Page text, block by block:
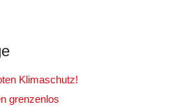
Klimaschutz!
grenzenlos